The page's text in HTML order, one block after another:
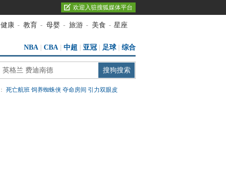
欢迎入驻搜狐媒体平台
健康 - 教育 - 母婴 - 旅游 - 美食 - 星座
NBA CBA 中超 亚冠 足球| 综合
死亡航班 饲养蜘蛛侠 夺命房间 引力双眼皮